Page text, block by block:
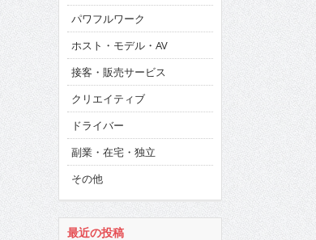
パワフルワーク
ホスト・モデル・AV
接客・販売サービス
クリエイティブ
ドライバー
副業・在宅・独立
その他
最近の投稿